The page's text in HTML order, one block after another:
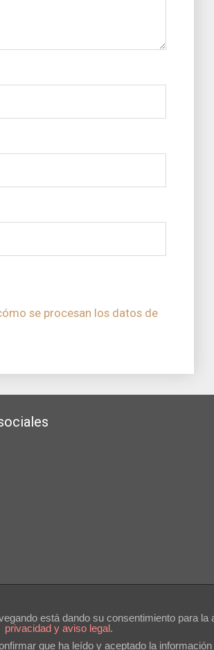
se procesan los datos de
está dando su consentimiento para
privacidad y aviso legal.
que ha leído y aceptado la